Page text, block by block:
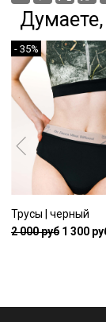
Думаете,
- 35%
Трусы | черный
2 000 руб 1 300